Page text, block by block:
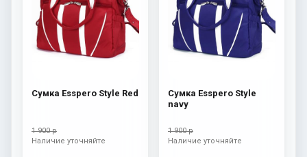
Сумка Esspero Style Red
1 900 р
Наличие уточняйте
Сумка Esspero Style
navy
1 900 р
Наличие уточняйте